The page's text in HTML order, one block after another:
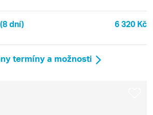
dní) 6 320 Kč
termíny a možnosti